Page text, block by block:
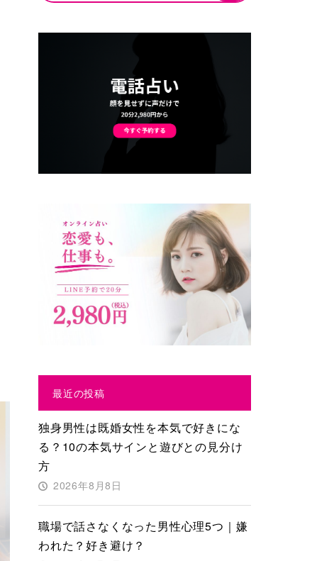
最近の投稿
独身男性は既婚女性を本気で好きにな
る？10の本気サインと遊びとの見分け
方
2026年8月8日
職場で話さなくなった男性心理5つ｜嫌
われた？好き避け？